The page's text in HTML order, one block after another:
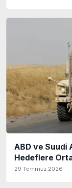
ABD ve Suudi
Hedeflere
29 Temmuz 2026